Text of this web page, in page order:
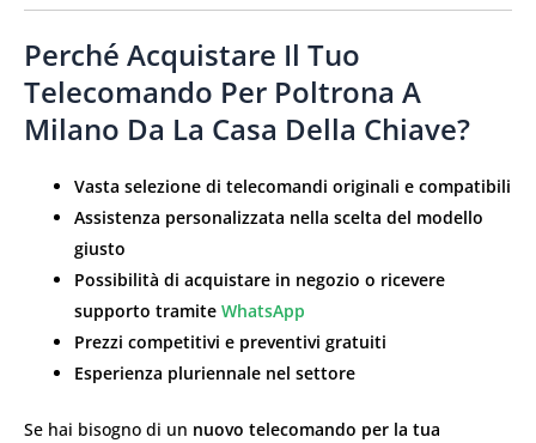
Perché Acquistare Il Tuo
Telecomando Per Poltrona A
Milano Da La Casa Della Chiave?
Vasta selezione di telecomandi originali e compatibili
Assistenza personalizzata nella scelta del modello
giusto
Possibilità di acquistare in negozio o ricevere
supporto tramite WhatsApp
Prezzi competitivi e preventivi gratuiti
Esperienza pluriennale nel settore
Se hai bisogno di un nuovo telecomando per la tua